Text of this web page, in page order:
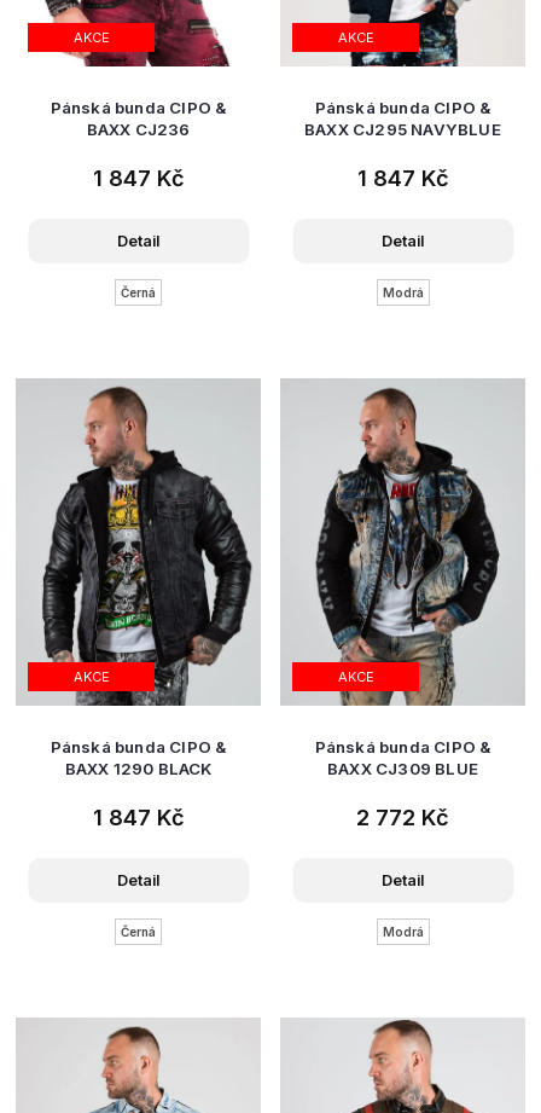
AKCE
Pánská bunda CIPO &
BAXX CJ236
1 847 Kč
Detail
Černá
AKCE
Pánská bunda CIPO &
BAXX CJ295 NAVYBLUE
1 847 Kč
Detail
Modrá
AKCE
Pánská bunda CIPO &
BAXX 1290 BLACK
1 847 Kč
Detail
Černá
AKCE
Pánská bunda CIPO &
BAXX CJ309 BLUE
2 772 Kč
Detail
Modrá